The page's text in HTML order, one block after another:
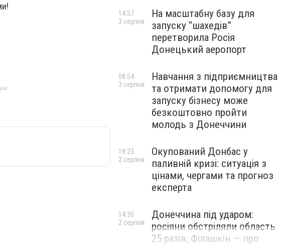
На масштабну базу для
запуску “шахедів”
перетворила Росія
Донецький аеропорт
14:57
3 серпня
Навчання з підприємництва
та отримати допомогу для
запуску бізнесу може
безкоштовно пройти
молодь з Донеччини
08:54
3 серпня
Окупований Донбас у
паливній кризі: ситуація з
цінами, чергами та прогноз
експерта
18:23
2 серпня
Донеччина під ударом:
росіяни обстріляли область
25 разів, Філашкін — про
14:35
2 серпня